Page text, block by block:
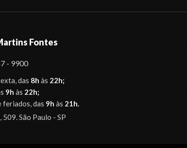
Fontes
- 9900
das 8h às 22h;
9h às 22h;
feriados, das 9h às 21h.
509. São Paulo - SP